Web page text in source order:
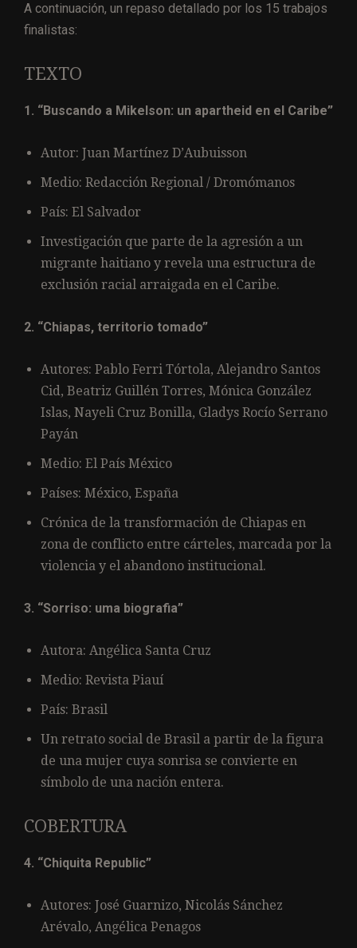
A continuación, un repaso detallado por los 15 trabajos
finalistas:
TEXTO
1. “Buscando a Mikelson: un apartheid en el Caribe”
Autor: Juan Martínez D’Aubuisson
Medio: Redacción Regional / Dromómanos
País: El Salvador
Investigación que parte de la agresión a un
migrante haitiano y revela una estructura de
exclusión racial arraigada en el Caribe.
2. “Chiapas, territorio tomado”
Autores: Pablo Ferri Tórtola, Alejandro Santos
Cid, Beatriz Guillén Torres, Mónica González
Islas, Nayeli Cruz Bonilla, Gladys Rocío Serrano
Payán
Medio: El País México
Países: México, España
Crónica de la transformación de Chiapas en
zona de conflicto entre cárteles, marcada por la
violencia y el abandono institucional.
3. “Sorriso: uma biografia”
Autora: Angélica Santa Cruz
Medio: Revista Piauí
País: Brasil
Un retrato social de Brasil a partir de la figura
de una mujer cuya sonrisa se convierte en
símbolo de una nación entera.
COBERTURA
4. “Chiquita Republic”
Autores: José Guarnizo, Nicolás Sánchez
Arévalo, Angélica Penagos